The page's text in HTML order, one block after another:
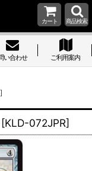
カート 商品検索
い合わせ ご利用案内
072JPR]